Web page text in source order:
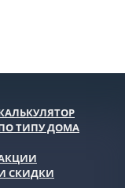
ТИПУ ДОМА
СКИДКИ